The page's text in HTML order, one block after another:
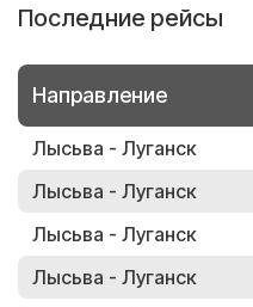
Последние рейсы
Направление
Лысьва - Луганск
Лысьва - Луганск
Лысьва - Луганск
Лысьва - Луганск